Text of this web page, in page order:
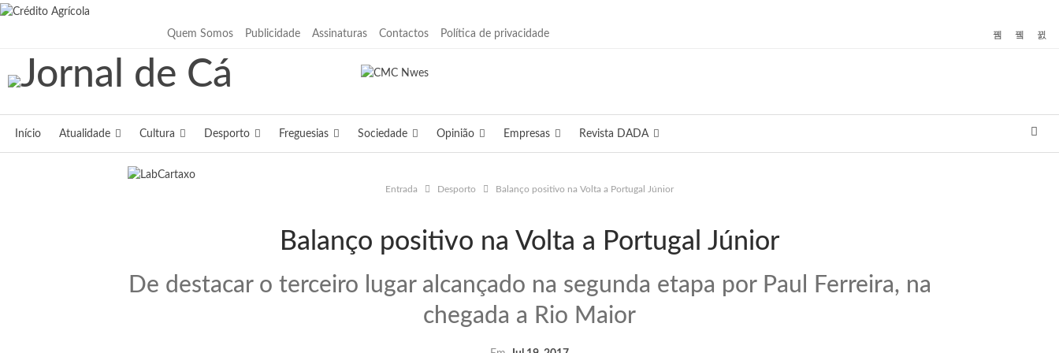
Quem Somos Publicidade Assinaturas Contactos Política de privacidade
Início Atualidade Cultura Desporto Freguesias Sociedade Opinião Empresas Revista DADA
Entrada Desporto Balanço positivo na Volta a Portugal Júnior
Balanço positivo na Volta a Portugal Júnior
De destacar o terceiro lugar alcançado na segunda etapa por Paul Ferreira, na
chegada a Rio Maior